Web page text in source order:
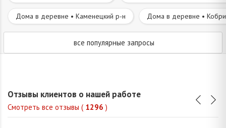
Дома в деревне • Каменецкий р-н Дома в деревне •
все популярные запросы
Отзывы клиентов о нашей работе
Смотреть все отзывы ( 1296 )